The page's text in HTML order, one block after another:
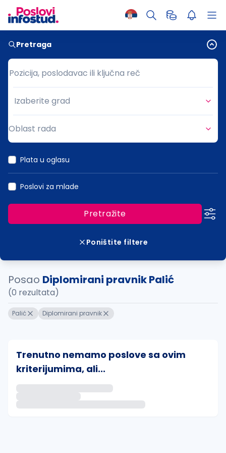
Pretraga
Pozicija, poslodavac ili ključna reč
Pozicija, poslodavac ili ključna reč
Grad
Izaberite grad
Oblast rada
Plata u oglasu
Poslovi za mlade
Pretražite
Poništite filtere
Posao Diplomirani pravnik Palić
(0 rezultata)
Palić Diplomirani pravnik
Trenutno nemamo poslove sa ovim
kriterijumima, ali...